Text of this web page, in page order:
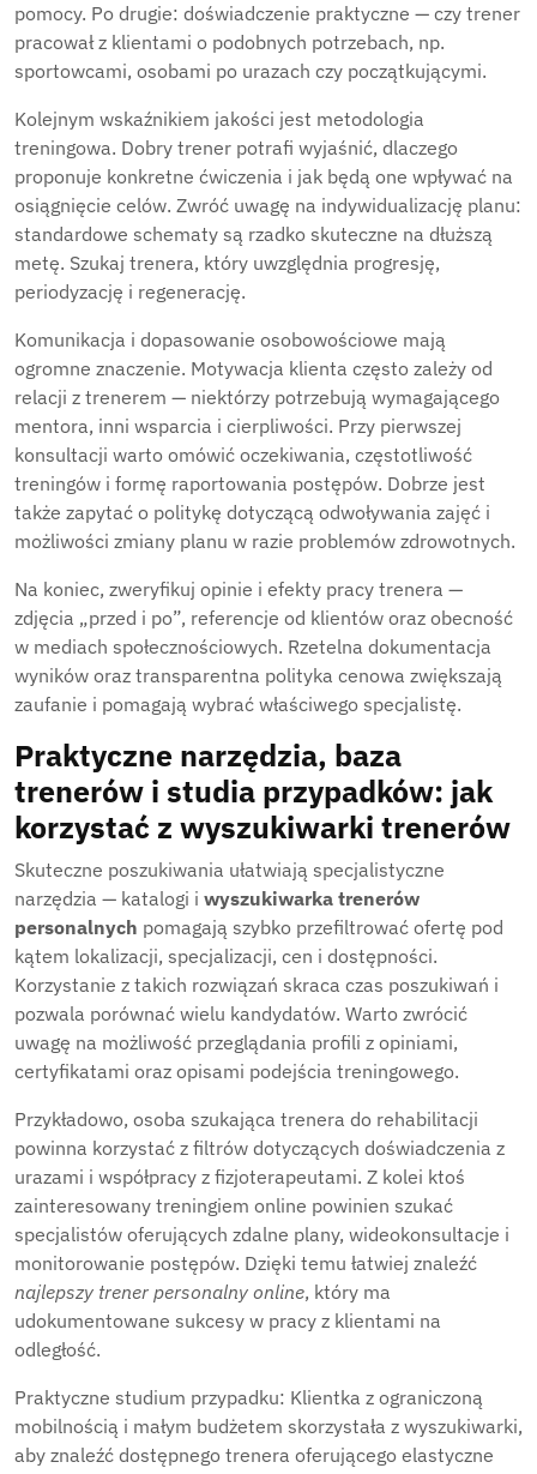
pomocy. Po drugie: doświadczenie praktyczne — czy trener
pracował z klientami o podobnych potrzebach, np.
sportowcami, osobami po urazach czy początkującymi.
Kolejnym wskaźnikiem jakości jest metodologia
treningowa. Dobry trener potrafi wyjaśnić, dlaczego
proponuje konkretne ćwiczenia i jak będą one wpływać na
osiągnięcie celów. Zwróć uwagę na indywidualizację planu:
standardowe schematy są rzadko skuteczne na dłuższą
metę. Szukaj trenera, który uwzględnia progresję,
periodyzację i regenerację.
Komunikacja i dopasowanie osobowościowe mają
ogromne znaczenie. Motywacja klienta często zależy od
relacji z trenerem — niektórzy potrzebują wymagającego
mentora, inni wsparcia i cierpliwości. Przy pierwszej
konsultacji warto omówić oczekiwania, częstotliwość
treningów i formę raportowania postępów. Dobrze jest
także zapytać o politykę dotyczącą odwoływania zajęć i
możliwości zmiany planu w razie problemów zdrowotnych.
Na koniec, zweryfikuj opinie i efekty pracy trenera —
zdjęcia „przed i po”, referencje od klientów oraz obecność
w mediach społecznościowych. Rzetelna dokumentacja
wyników oraz transparentna polityka cenowa zwiększają
zaufanie i pomagają wybrać właściwego specjalistę.
Praktyczne narzędzia, baza
trenerów i studia przypadków: jak
korzystać z wyszukiwarki trenerów
Skuteczne poszukiwania ułatwiają specjalistyczne
narzędzia — katalogi i wyszukiwarka trenerów
personalnych pomagają szybko przefiltrować ofertę pod
kątem lokalizacji, specjalizacji, cen i dostępności.
Korzystanie z takich rozwiązań skraca czas poszukiwań i
pozwala porównać wielu kandydatów. Warto zwrócić
uwagę na możliwość przeglądania profili z opiniami,
certyfikatami oraz opisami podejścia treningowego.
Przykładowo, osoba szukająca trenera do rehabilitacji
powinna korzystać z filtrów dotyczących doświadczenia z
urazami i współpracy z fizjoterapeutami. Z kolei ktoś
zainteresowany treningiem online powinien szukać
specjalistów oferujących zdalne plany, wideokonsultacje i
monitorowanie postępów. Dzięki temu łatwiej znaleźć
najlepszy trener personalny online, który ma
udokumentowane sukcesy w pracy z klientami na
odległość.
Praktyczne studium przypadku: Klientka z ograniczoną
mobilnością i małym budżetem skorzystała z wyszukiwarki,
aby znaleźć dostępnego trenera oferującego elastyczne